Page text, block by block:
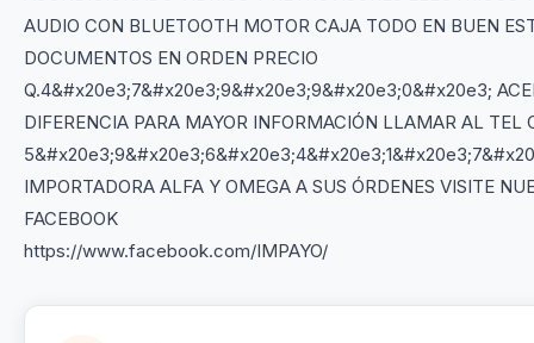
AUDIO CON BLUETOOTH MOTOR CAJA TODO EN BUEN
DOCUMENTOS EN ORDEN PRECIO
Q.4&#x20e3;7&#x20e3;9&#x20e3;9&#x20e3;0&#x20e3;
DIFERENCIA PARA MAYOR INFORMACIÓN LLAMAR AL TEL
IMPORTADORA ALFA Y OMEGA A SUS ÓRDENES VISITE
FACEBOOK
https://www.facebook.com/IMPAYO/